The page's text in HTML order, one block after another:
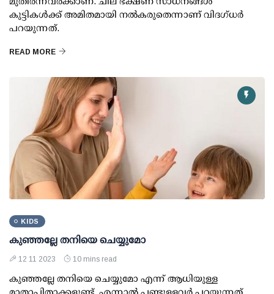
കുട്ടികള്‍ക്ക് അമിതമായി നല്‍കരുതെന്നാണ് വിദഗ്ധര്‍
പറയുന്നത്.
READ MORE
KIDS
കുഞ്ഞല്ലേ തനിയെ ചെയ്യുമോ
12 11 2023 10 mins read
കുഞ്ഞല്ലേ തനിയെ ചെയ്യുമോ എന്ന് ആധിയുള്ള